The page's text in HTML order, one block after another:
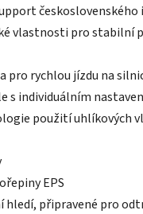
vlastnosti pro stabilní
pro rychlou jízdu na
s individuálním
použití uhlíkových
EPS
hledí, připravené pro